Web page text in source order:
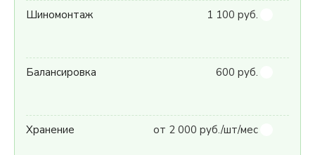
Шиномонтаж 1 100 руб.
Балансировка 600 руб.
Хранение от 2 000 руб./шт/мес